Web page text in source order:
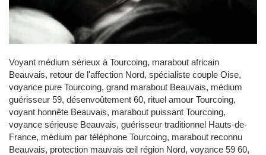
Voyant médium sérieux à Tourcoing, marabout africain
Beauvais, retour de l'affection Nord, spécialiste couple Oise,
voyance pure Tourcoing, grand marabout Beauvais, médium
guérisseur 59, désenvoûtement 60, rituel amour Tourcoing,
voyant honnête Beauvais, marabout puissant Tourcoing,
voyance sérieuse Beauvais, guérisseur traditionnel Hauts-de-
France, médium par téléphone Tourcoing, marabout reconnu
Beauvais, protection mauvais œil région Nord, voyance 59 60,